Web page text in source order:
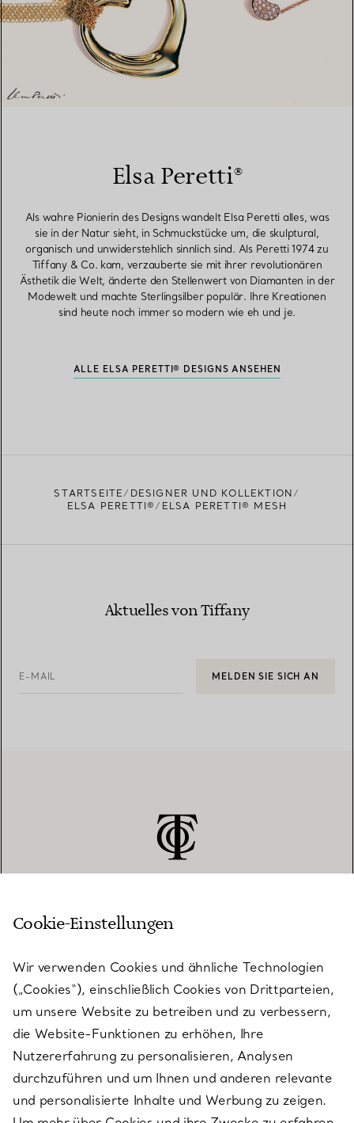
Elsa Peretti®
Als wahre Pionierin des Designs wandelt Elsa Peretti alles, was
sie in der Natur sieht, in Schmuckstücke um, die skulptural,
organisch und unwiderstehlich sinnlich sind. Als Peretti 1974 zu
Tiffany & Co. kam, verzauberte sie mit ihrer revolutionären
Ästhetik die Welt, änderte den Stellenwert von Diamanten in der
Modewelt und machte Sterlingsilber populär. Ihre Kreationen
sind heute noch immer so modern wie eh und je.
ALLE ELSA PERETTI® DESIGNS ANSEHEN
STARTSEITE
DESIGNER UND KOLLEKTION
ELSA PERETTI®
ELSA PERETTI® MESH
Aktuelles von Tiffany
E-MAIL MELDEN SIE SICH AN
KUNDENSERVICE
SERVICES
ÜBER TIFFANY & CO.
Cookie-Einstellungen
Wir verwenden Cookies und ähnliche Technologien
(„Cookies“), einschließlich Cookies von Drittparteien,
um unsere Website zu betreiben und zu verbessern,
die Website-Funktionen zu erhöhen, Ihre
Nutzererfahrung zu personalisieren, Analysen
durchzuführen und um Ihnen und anderen relevante
und personalisierte Inhalte und Werbung zu zeigen.